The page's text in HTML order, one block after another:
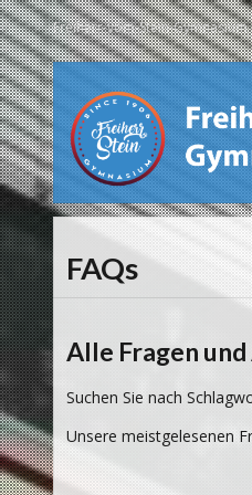
Freiherr-vom-Stein-
FAQs
Alle Fragen
Suchen Sie nach
Unsere meistgelesenen